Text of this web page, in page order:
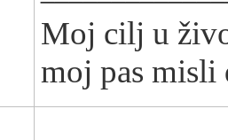
Moj cilj u
moj pas misli